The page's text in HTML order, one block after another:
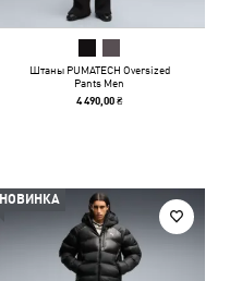
Штаны PUMATECH Oversized
Pants Men
4 490,00 ₴
НОВИНКА